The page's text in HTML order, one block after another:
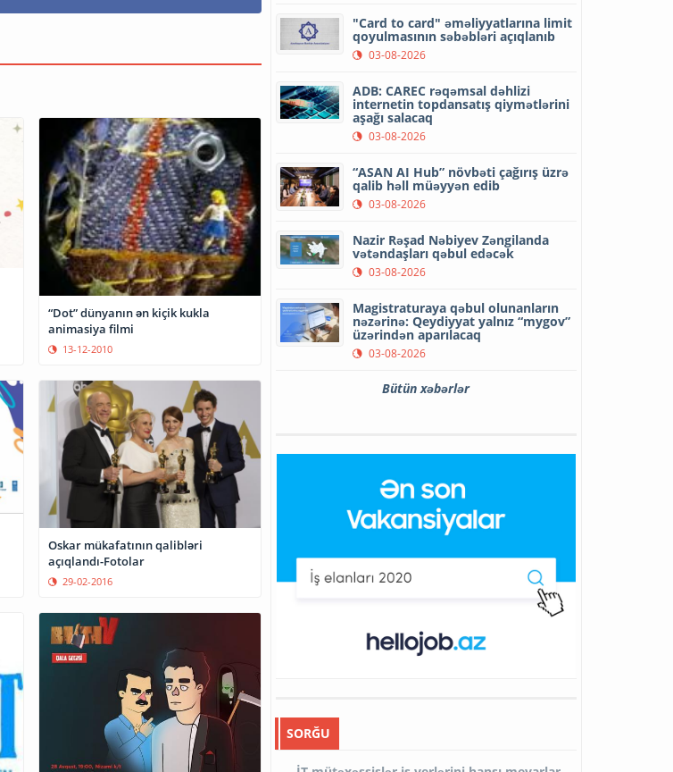
“Dot” dünyanın ən kiçik kukla
animasiya filmi
13-12-2010
Oskar mükafatının qalibləri
açıqlandı-Fotolar
29-02-2016
"Card to card" əməliyyatlarına limit
qoyulmasının səbəbləri açıqlanıb
03-08-2026
ADB: CAREC rəqəmsal dəhlizi
internetin topdansatış qiymətlərini
aşağı salacaq
03-08-2026
“ASAN AI Hub” növbəti çağırış üzrə
qalib həll müəyyən edib
03-08-2026
Nazir Rəşad Nəbiyev Zəngilanda
vətəndaşları qəbul edəcək
03-08-2026
Magistraturaya qəbul olunanların
nəzərinə: Qeydiyyat yalnız “mygov”
üzərindən aparılacaq
03-08-2026
Bütün xəbərlər
SORĞU